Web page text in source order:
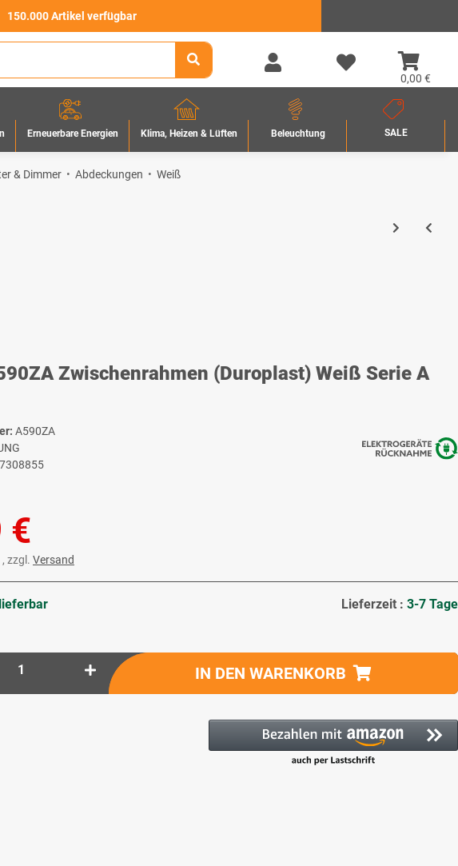
150.000 Artikel verfügbar
0,00 €
Erneuerbare Energien Klima, Heizen & Lüften Beleuchtung SALE
& Dimmer Abdeckungen
Weiß
Zwischenrahmen (Duroplast) Weiß Serie A
A590ZA
€
, zzgl. Versand
Lieferzeit : 3-7 Tage
IN DEN WARENKORB